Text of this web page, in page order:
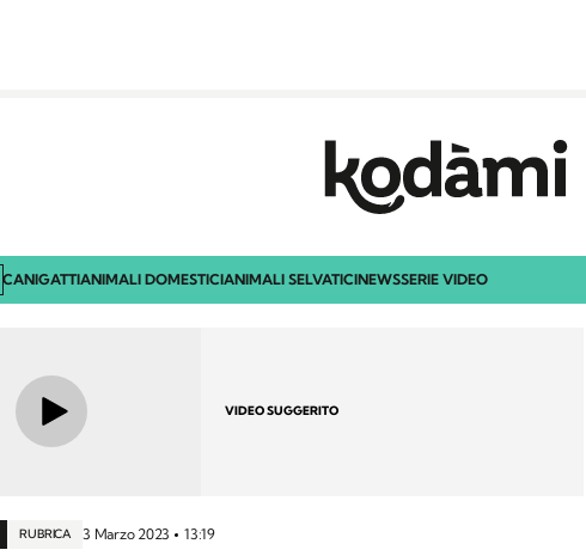
CANIGATTIANIMALI DOMESTICIANIMALI SELVATICINEWSSERIE VIDEO
VIDEO SUGGERITO
RUBRICA 3 Marzo 2023 13:19